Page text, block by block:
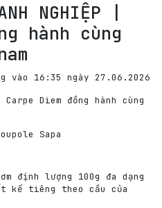
NGHIỆP |
hành cùng
vào 16:35 ngày 27.06.2026
| Carpe Diem đồng hành cùng
Sapa
định lượng 100g đa dạng
kế tiêng theo cầu của